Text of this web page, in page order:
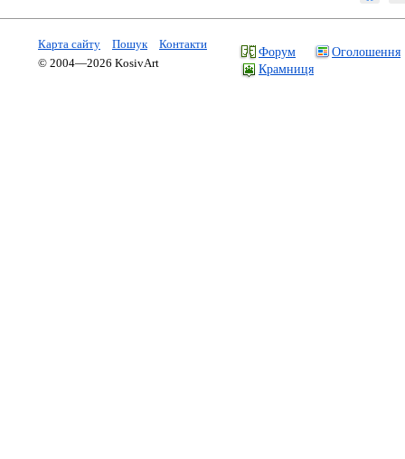
Карта сайту Пошук
Контакти
© 2004—2026 KosivArt
Форум
Оголошення
Крамниця